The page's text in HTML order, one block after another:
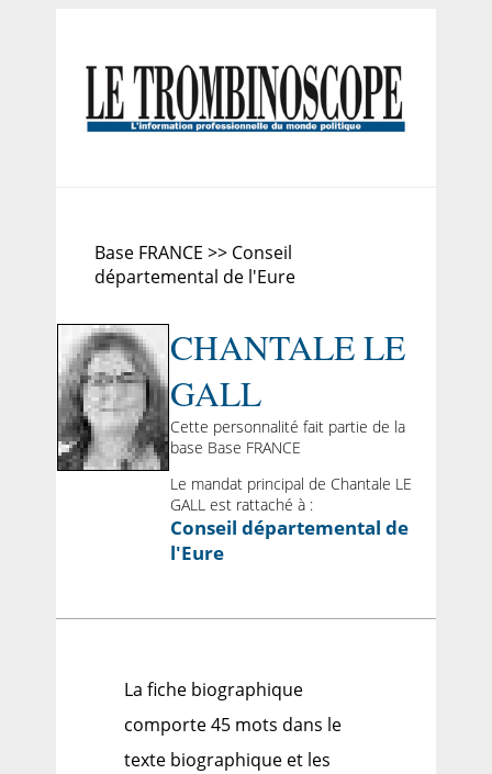
Base FRANCE >> Conseil
départemental de l'Eure
CHANTALE LE
GALL
Cette personnalité fait partie de la
base Base FRANCE
Le mandat principal de Chantale LE
GALL est rattaché à :
Conseil départemental de
l'Eure
La fiche biographique
comporte 45 mots dans le
texte biographique et les